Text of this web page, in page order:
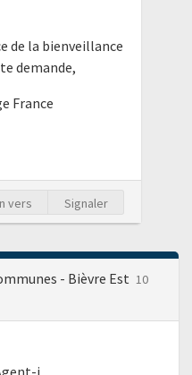
de la bienveillance
demande,
France
vers Signaler
- Bièvre Est 10
j